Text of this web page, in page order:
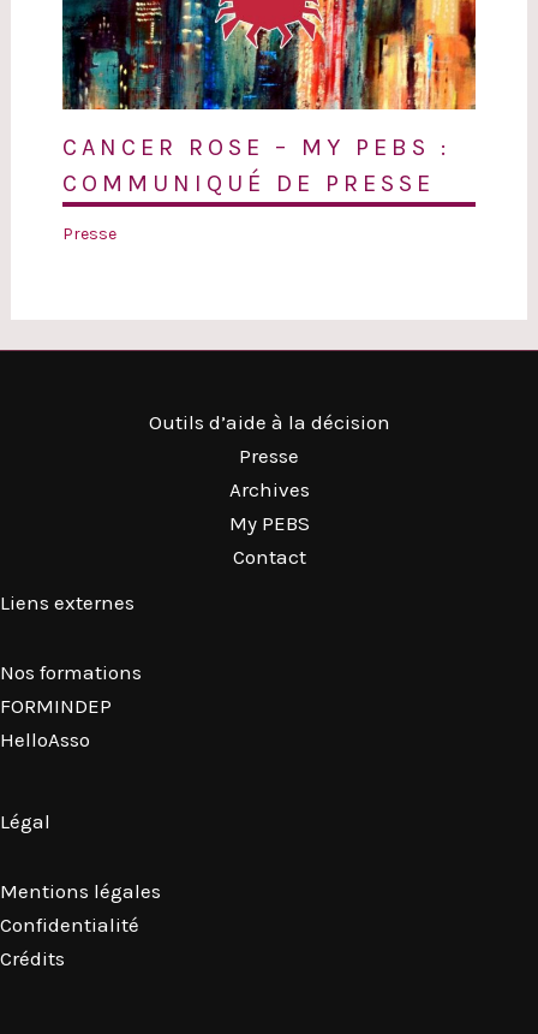
CANCER ROSE – MY PEBS :
COMMUNIQUÉ DE PRESSE
Presse
Outils d’aide à la décision
Presse
Archives
My PEBS
Contact
Liens externes
Nos formations
FORMINDEP
HelloAsso
Légal
Mentions légales
Confidentialité
Crédits